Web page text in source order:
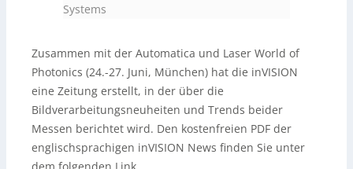
Systems
Zusammen mit der Automatica und Laser World of
Photonics (24.-27. Juni, München) hat die inVISION
eine Zeitung erstellt, in der über die
Bildverarbeitungsneuheiten und Trends beider
Messen berichtet wird. Den kostenfreien PDF der
englischsprachigen inVISION News finden Sie unter
dem folgenden Link….